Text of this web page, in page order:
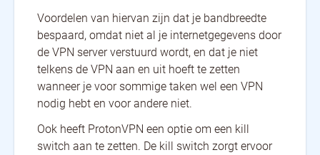
Voordelen van hiervan zijn dat je bandbreedte
bespaard, omdat niet al je internetgegevens door
de VPN server verstuurd wordt, en dat je niet
telkens de VPN aan en uit hoeft te zetten
wanneer je voor sommige taken wel een VPN
nodig hebt en voor andere niet.
Ook heeft ProtonVPN een optie om een kill
switch aan te zetten. De kill switch zorgt ervoor